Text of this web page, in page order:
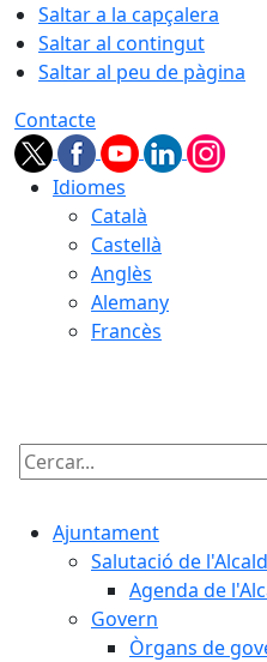
Saltar a la capçalera
Saltar al contingut
Saltar al peu de pàgina
Contacte
Idiomes
Català
Castellà
Anglès
Alemany
Francès
Cercar:
Ajuntament
Salutació de
Agenda de
Govern
Òrgans de